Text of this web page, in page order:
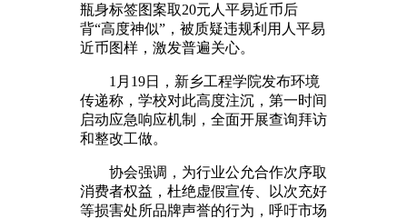
瓶身标签图案取20元人平易近币后
背“高度神似”，被质疑违规利用人平易
近币图样，激发普遍关心。
1月19日，新乡工程学院发布环境
传递称，学校对此高度注沉，第一时间
启动应急响应机制，全面开展查询拜访
和整改工做。
协会强调，为行业公允合作次序取
消费者权益，杜绝虚假宣传、以次充好
等损害处所品牌声誉的行为，呼吁市场